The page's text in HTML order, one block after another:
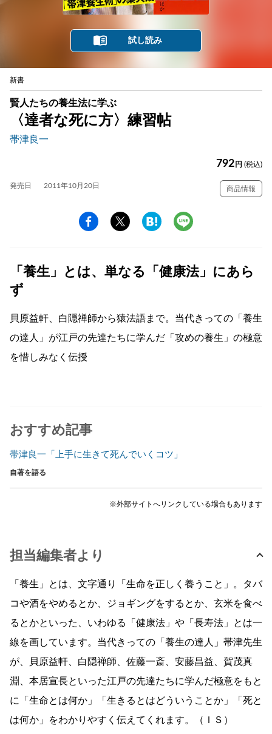
試し読み
新書
賢人たちの養生法に学ぶ
〈達者な死に方〉練習帖
帯津良一
792 円 (税込)
発売日 2011年10月20日 商品情報
「養生」とは、単なる「健康法」にあら
ず
貝原益軒、白隠禅師から猿法語まで。当代きっての「養生
の達人」が江戸の先達たちに学んだ「攻めの養生」の極意
を惜しみなく伝授
おすすめ記事
帯津良一「上手に生きて死んでいくコツ」
自著を語る
※外部サイトへリンクしている場合もあります
担当編集者より
「養生」とは、文字通り「生命を正しく養うこと」。タバ
コや酒をやめるとか、ジョギングをするとか、玄米を食べ
るとかといった、いわゆる「健康法」や「長寿法」とは一
線を画しています。当代きっての「養生の達人」帯津先生
が、貝原益軒、白隠禅師、佐藤一斎、安藤昌益、賀茂真
淵、本居宣長といった江戸の先達たちに学んだ極意をもと
に「生命とは何か」「生きるとはどういうことか」「死と
は何か」をわかりやすく伝えてくれます。（ＩＳ）